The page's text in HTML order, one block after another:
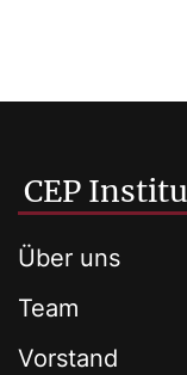
CEP
Über uns
Team
Vorstand